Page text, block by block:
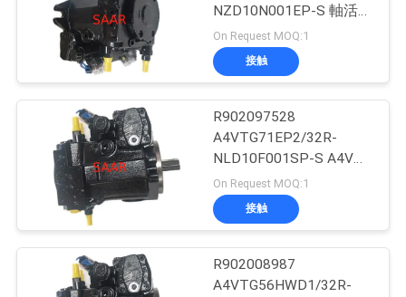
達
し
油研の油圧弁
88
146
NZD10N001EP-S 軸活塞
変動ポンプ A4VTGシリ
ーズ 32
On Request MOQ:1
接触
R902097528
A4VTG71EP2/32R-
NLD10F001SP-S A4VTG
シリーズ 32軸活塞変動
ポンプ
On Request MOQ:1
接触
R902008987
A4VTG56HWD1/32R-